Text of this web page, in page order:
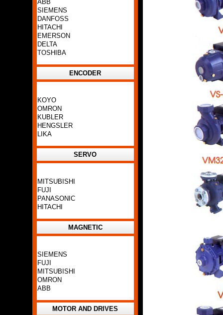
ABB
SIEMENS
DANFOSS
HITACHI
EMERSON
DELTA
TOSHIBA
ENCODER
KOYO
OMRON
KUBLER
HENGSLER
LIKA
SERVO
MITSUBISHI
FUJI
PANASONIC
HITACHI
MAGNETIC
SIEMENS
FUJI
MITSUBISHI
OMRON
ABB
MOTOR AND DRIVES